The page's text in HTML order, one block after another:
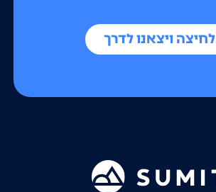
לחיצה ויצאנו לדרך